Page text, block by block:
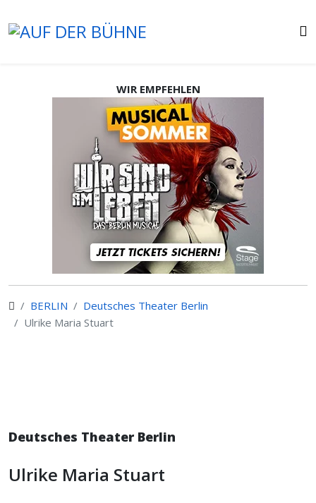
WIR EMPFEHLEN
BERLIN
Deutsches Theater Berlin
Ulrike Maria Stuart
Deutsches Theater Berlin
Ulrike Maria Stuart